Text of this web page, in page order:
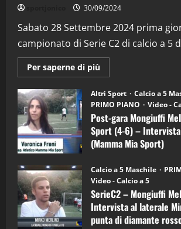
30/09/2024
Sabato 28 Settembre 2024 prima
campionato di Serie C2 di calcio a 5
Per saperne di più
informazioni
Post-
gara
Mongiuffi
Melia
–
Mamma
Mia
Sport
6)
–
Intervista
a
mister
Arturo
Carciotto
(Mongiuffi
Altri Sport
Calcio a 5
PRIMO PIANO
Video -
Post-gara Mongiuffi
Sport (4-6) – Intervista
(Mamma Mia Sport)
Calcio a 5 Maschile
Video - Calcio a 5
SerieC2 – Mongiuffi
Intervista al laterale
punta di diamante
2
“SportEmpire” in
(Martedi 28 Aprile
28/04/2026
3
"SportEmpire" in Podcast
“SportEmpire” in
(Martedi 21 Aprile
21/04/2026
4
“SportEmpire” in
(Martedi 14 Aprile 2026)
15/04/2026